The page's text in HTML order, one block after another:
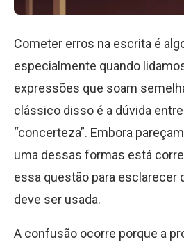
Cometer erros na escrita é
especialmente quando
expressões que soam
clássico disso é a dúvida
“concerteza”. Embora
uma dessas formas está
essa questão para esclarecer
deve ser usada.
A confusão ocorre porque a